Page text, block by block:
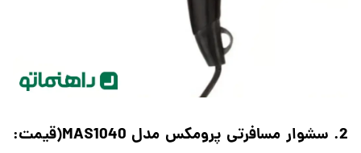
2. سشوار مسافرتی پرومکس مدل MAS1040(قیمت: